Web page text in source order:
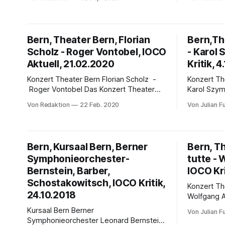
Symphonieorchester Der Intendant und
Symphonieorchester vor. Der
Stiftungsrat von Bühnen Bern hat
Krzysztof Urbanski zum neuen
Symphonieorchester gewählt.
Interview
die
Bühnen-
Schöttl
Bern, Theater Bern, Florian
Scholz - Roger Vontobel, IOCO
Aktuell, 21.02.2020
Konzert Theater Bern Florian Scholz -
Roger Vontobel Das Konzert Theater
Spielzeit 2019.2020 am Konzert Theater
gewählt. Der 49jährige Florian Scholz
leitete die letzten sieben Jahre
Von Redaktion 22 Feb. 2020
- Karol
Kritik,
Konzert Theater
Karol
- von Julian Führer Über 90 Jahre nach
Akten
Stunden,
Von Julian
Bern, Kursaal Bern, Berner
Symphonieorchester-
Bernstein, Barber,
Schostakowitsch, IOCO Kritik,
24.10.2018
Kursaal Bern Berner
Symphonieorchester Leonard Bernstein,
Bern,
tutte -
IOCO
Konzert Theater
Wolfgang
Julian Führer Mozarts Oper
Von Julian